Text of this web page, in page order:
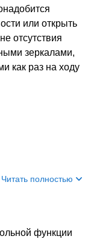
или открыть
отсутствия
зеркалами,
как раз на ходу
Читать полностью
функции